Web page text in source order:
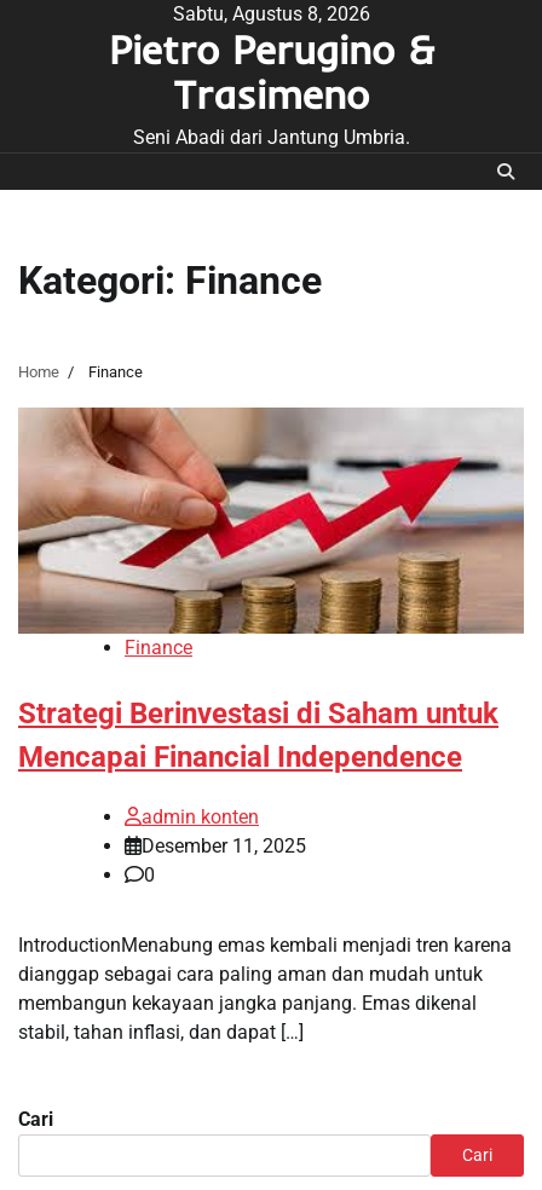
Sabtu, Agustus 8, 2026
Pietro Perugino &
Trasimeno
Seni Abadi dari Jantung Umbria.
Kategori: Finance
Home Finance
Finance
Strategi Berinvestasi di Saham untuk
Mencapai Financial Independence
admin konten
Desember 11, 2025
0
IntroductionMenabung emas kembali menjadi tren karena
dianggap sebagai cara paling aman dan mudah untuk
membangun kekayaan jangka panjang. Emas dikenal
stabil, tahan inflasi, dan dapat […]
Cari
Cari